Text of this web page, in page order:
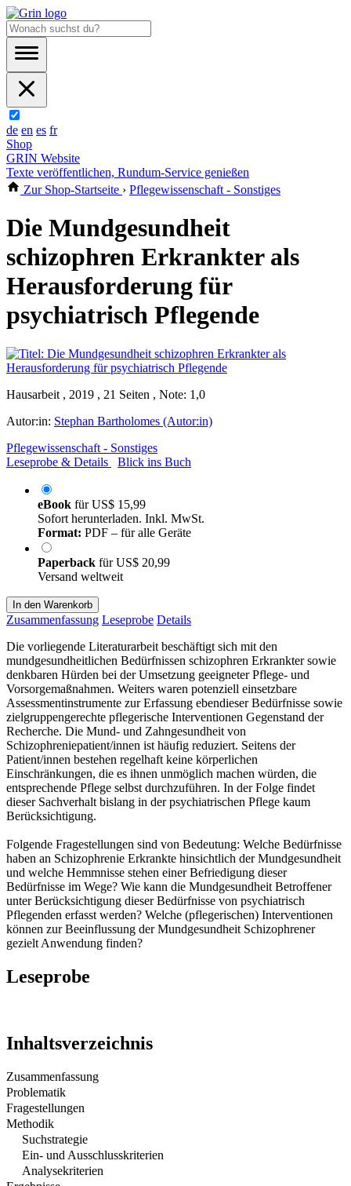
de en es fr
Shop
GRIN Website
Texte veröffentlichen, Rundum-Service genießen
Zur Shop-Startseite › Pflegewissenschaft - Sonstiges
Die Mundgesundheit
schizophren Erkrankter als
Herausforderung für
psychiatrisch Pflegende
Hausarbeit , 2019 , 21 Seiten , Note: 1,0
Autor:in: Stephan Bartholomes (Autor:in)
Pflegewissenschaft - Sonstiges
Leseprobe & Details
Blick ins Buch
eBook fürUS$ 15,99
Sofort herunterladen. Inkl. MwSt.
Format: PDF – für alle Geräte
Paperback fürUS$ 20,99
Versand weltweit
In den Warenkorb
Zusammenfassung Leseprobe Details
Die vorliegende Literaturarbeit beschäftigt sich mit den
mundgesundheitlichen Bedürfnissen schizophren Erkrankter sowie
denkbaren Hürden bei der Umsetzung geeigneter Pflege- und
Vorsorgemaßnahmen. Weiters waren potenziell einsetzbare
Assessmentinstrumente zur Erfassung ebendieser Bedürfnisse sowie
zielgruppengerechte pflegerische Interventionen Gegenstand der
Recherche. Die Mund- und Zahngesundheit von
Schizophreniepatient/innen ist häufig reduziert. Seitens der
Patient/innen bestehen regelhaft keine körperlichen
Einschränkungen, die es ihnen unmöglich machen würden, die
entsprechende Pflege selbst durchzuführen. In der Folge findet
dieser Sachverhalt bislang in der psychiatrischen Pflege kaum
Berücksichtigung.
Folgende Fragestellungen sind von Bedeutung: Welche Bedürfnisse
haben an Schizophrenie Erkrankte hinsichtlich der Mundgesundheit
und welche Hemmnisse stehen einer Befriedigung dieser
Bedürfnisse im Wege? Wie kann die Mundgesundheit Betroffener
unter Berücksichtigung dieser Bedürfnisse von psychiatrisch
Pflegenden erfasst werden? Welche (pflegerischen) Interventionen
können zur Beeinflussung der Mundgesundheit Schizophrener
gezielt Anwendung finden?
Leseprobe
Inhaltsverzeichnis
Zusammenfassung
Problematik
Fragestellungen
Methodik
Suchstrategie
Ein- und Ausschlusskriterien
Analysekriterien